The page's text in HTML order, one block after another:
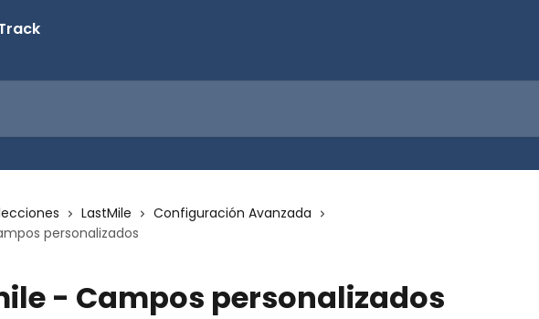
LastMile
Configuración Avanzada
personalizados
- Campos personalizados